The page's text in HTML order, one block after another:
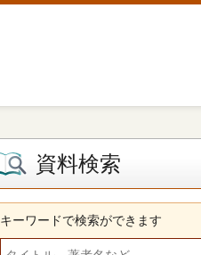
資料検索
キーワードで検索ができます